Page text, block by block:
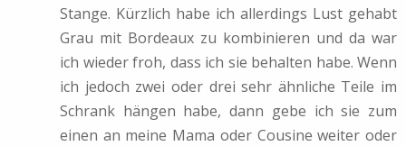
Stange. Kürzlich habe ich allerdings Lust gehabt
Grau mit Bordeaux zu kombinieren und da war
ich wieder froh, dass ich sie behalten habe. Wenn
ich jedoch zwei oder drei sehr ähnliche Teile im
Schrank hängen habe, dann gebe ich sie zum
einen an meine Mama oder Cousine weiter oder